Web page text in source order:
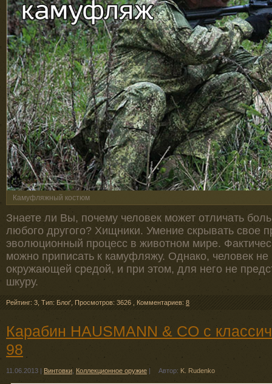
Камуфляжный костюм
Знаете ли Вы, почему человек может отличать
любого другого? Хищники. Умение скрывать свое
эволюционный процесс в животном мире.
можно приписать к камуфляжу. Однако, человек не
окружающей средой, и при этом, для него не
шкуру.
Рейтинг: 3 Тип: Блоґ Просмотров: 3626 Комментариев: 8
Карабин HAUSMANN & CO с
98
11.06.2013 | Винтовки Коллекционное оружие | Автор: K. Rudenko